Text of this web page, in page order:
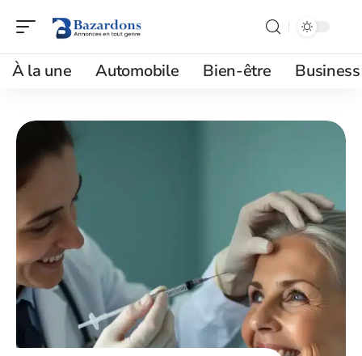
À la une Automobile Bien-être Business